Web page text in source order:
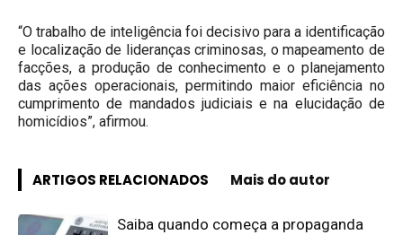
“O trabalho de inteligência foi decisivo para a identificação
e localização de lideranças criminosas, o mapeamento de
facções, a produção de conhecimento e o planejamento
das ações operacionais, permitindo maior eficiência no
cumprimento de mandados judiciais e na elucidação de
homicídios”, afirmou.
ARTIGOS RELACIONADOS Mais do autor
Saiba quando começa a propaganda